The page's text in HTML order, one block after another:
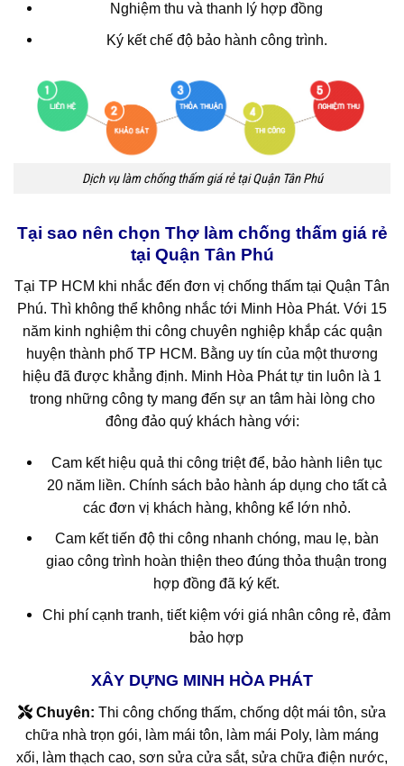
Nghiệm thu và thanh lý hợp đồng
Ký kết chế độ bảo hành công trình.
Dịch vụ làm chống thấm giá rẻ tại Quận Tân Phú
Tại sao nên chọn Thợ làm chống thấm giá rẻ
tại Quận Tân Phú
Tại TP HCM khi nhắc đến đơn vị chống thấm tại Quận Tân
Phú. Thì không thể không nhắc tới Minh Hòa Phát. Với 15
năm kinh nghiệm thi công chuyên nghiệp khắp các quận
huyện thành phố TP HCM. Bằng uy tín của một thương
hiệu đã được khẳng định. Minh Hòa Phát tự tin luôn là 1
trong những công ty mang đến sự an tâm hài lòng cho
đông đảo quý khách hàng với:
Cam kết hiệu quả thi công triệt để, bảo hành liên tục
20 năm liền. Chính sách bảo hành áp dụng cho tất cả
các đơn vị khách hàng, không kể lớn nhỏ.
Cam kết tiến độ thi công nhanh chóng, mau lẹ, bàn
giao công trình hoàn thiện theo đúng thỏa thuận trong
hợp đồng đã ký kết.
Chi phí cạnh tranh, tiết kiệm với giá nhân công rẻ, đảm
bảo hợp
XÂY DỰNG MINH HÒA PHÁT
Chuyên: Thi công chống thấm, chống dột mái tôn, sửa
chữa nhà trọn gói, làm mái tôn, làm mái Poly, làm máng
xối, làm thạch cao, sơn sửa cửa sắt, sửa chữa điện nước,